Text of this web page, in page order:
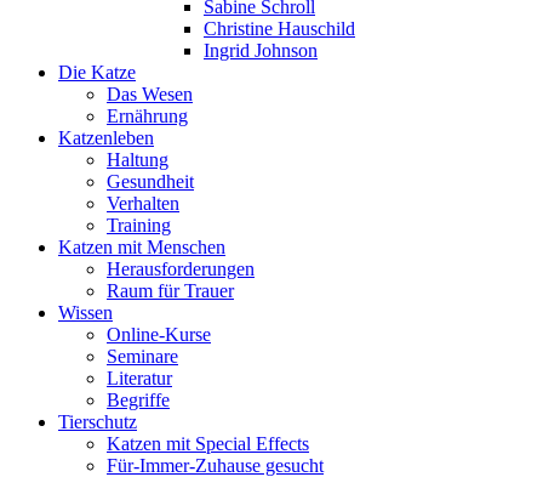
Sabine Schroll
Christine Hauschild
Ingrid Johnson
Die Katze
Das Wesen
Ernährung
Katzenleben
Haltung
Gesundheit
Verhalten
Training
Katzen mit Menschen
Herausforderungen
Raum für Trauer
Wissen
Online-Kurse
Seminare
Literatur
Begriffe
Tierschutz
Katzen mit Special Effects
Für-Immer-Zuhause gesucht